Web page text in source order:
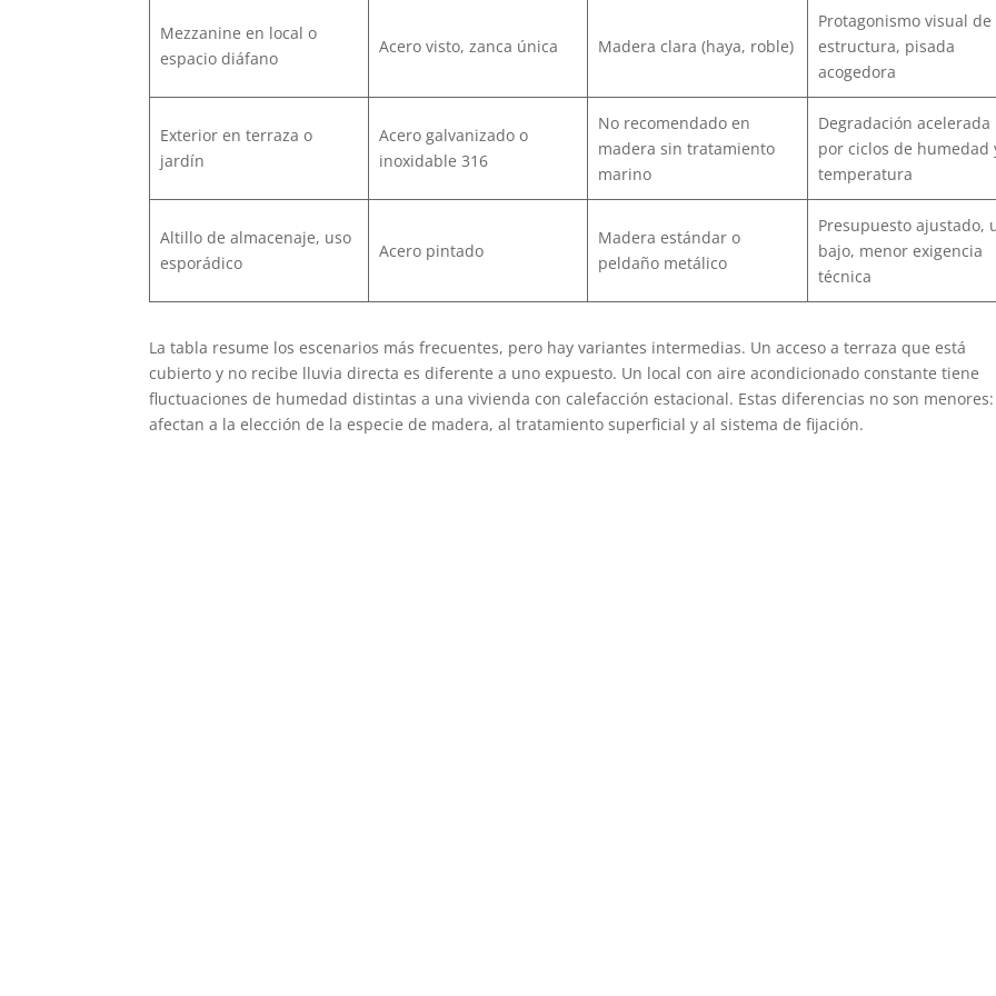
Mezzanine en local o
espacio diáfano
Acero visto, zanca única Madera clara (haya, roble)
Protagonismo visual de
estructura, pisada
acogedora
Exterior en terraza o
jardín
Acero galvanizado o
inoxidable 316
No recomendado en
madera sin tratamiento
marino
Degradación acelerada
por ciclos de humedad
temperatura
Altillo de almacenaje, uso
esporádico
Acero pintado
Madera estándar o
peldaño metálico
Presupuesto ajustado,
bajo, menor exigencia
técnica
La tabla resume los escenarios más frecuentes, pero hay variantes intermedias. Un acceso a terraza que está
cubierto y no recibe lluvia directa es diferente a uno expuesto. Un local con aire acondicionado constante tiene
fluctuaciones de humedad distintas a una vivienda con calefacción estacional. Estas diferencias no son menores:
afectan a la elección de la especie de madera, al tratamiento superficial y al sistema de fijación.